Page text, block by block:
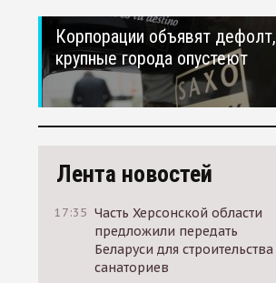
Корпорации объявят дефолт,
крупные города опустеют
Лента новостей
17:35 Часть Херсонской области
предложили передать
Беларуси для строительства
санаториев